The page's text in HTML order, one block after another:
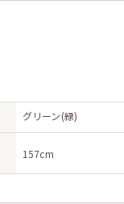
グリーン(緑)
157cm